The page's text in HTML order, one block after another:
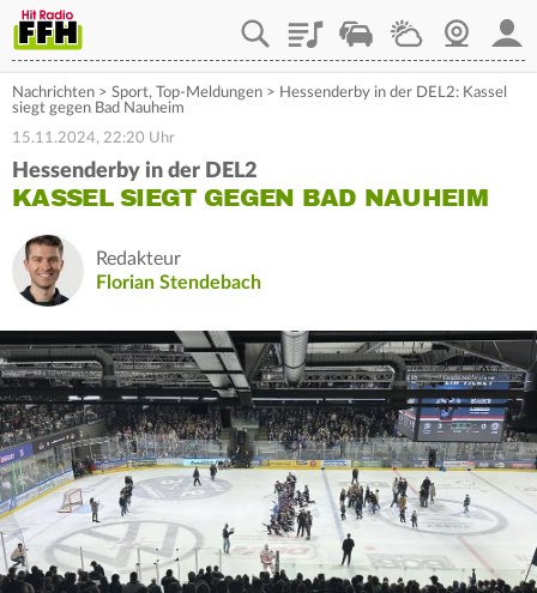
PlaylistStaupilotWetterWebcam
Nachrichten > Sport, Top-Meldungen > Hessenderby in der DEL2: Kassel
siegt gegen Bad Nauheim
15.11.2024, 22:20 Uhr
Hessenderby in der DEL2
KASSEL SIEGT GEGEN BAD NAUHEIM
Redakteur
Florian Stendebach